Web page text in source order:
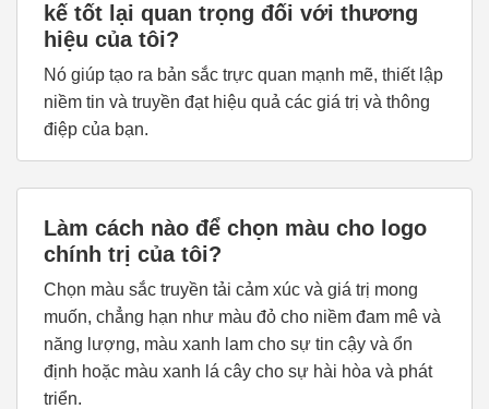
kế tốt lại quan trọng đối với thương
hiệu của tôi?
Nó giúp tạo ra bản sắc trực quan mạnh mẽ, thiết lập
niềm tin và truyền đạt hiệu quả các giá trị và thông
điệp của bạn.
Làm cách nào để chọn màu cho logo
chính trị của tôi?
Chọn màu sắc truyền tải cảm xúc và giá trị mong
muốn, chẳng hạn như màu đỏ cho niềm đam mê và
năng lượng, màu xanh lam cho sự tin cậy và ổn
định hoặc màu xanh lá cây cho sự hài hòa và phát
triển.